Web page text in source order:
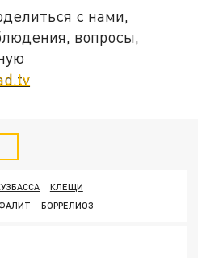
с нами,
вопросы,
КЛЕЩИ
БОРРЕЛИОЗ